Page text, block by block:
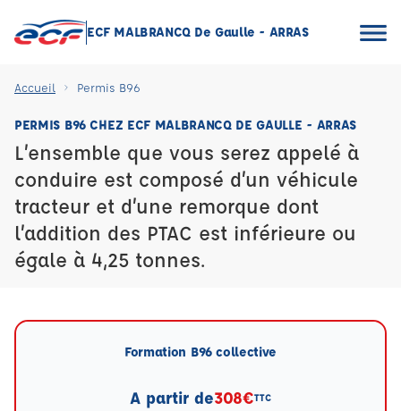
ECF MALBRANCQ De Gaulle - ARRAS
Accueil Permis B96
PERMIS B96 CHEZ ECF MALBRANCQ DE GAULLE - ARRAS
L’ensemble que vous serez appelé à
conduire est composé d’un véhicule
tracteur et d’une remorque dont
l’addition des PTAC est inférieure ou
égale à 4,25 tonnes.
Formation B96 collective
A partir de308€TTC